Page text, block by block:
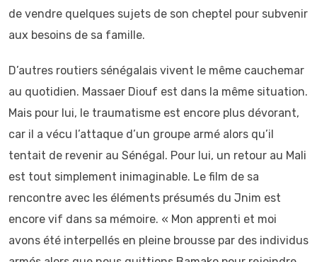
de vendre quelques sujets de son cheptel pour subvenir
aux besoins de sa famille.
D’autres routiers sénégalais vivent le même cauchemar
au quotidien. Massaer Diouf est dans la même situation.
Mais pour lui, le traumatisme est encore plus dévorant,
car il a vécu l’attaque d’un groupe armé alors qu’il
tentait de revenir au Sénégal. Pour lui, un retour au Mali
est tout simplement inimaginable. Le film de sa
rencontre avec les éléments présumés du Jnim est
encore vif dans sa mémoire. « Mon apprenti et moi
avons été interpellés en pleine brousse par des individus